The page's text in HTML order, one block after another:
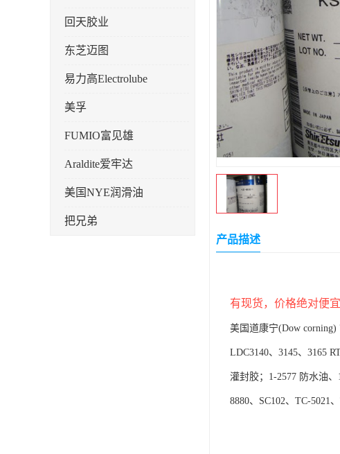
回天胶业
东芝迈图
易力高Electrolube
美孚
FUMIO富见雄
Araldite爱牢达
美国NYE润滑油
把兄弟
产品描述
有现货，价格绝对便
美国道康宁(Dow corning)
LDC3140、3145、3165
灌封胶；1-2577 防水油
8880、SC102、TC-5021